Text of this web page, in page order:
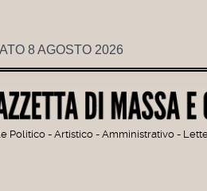
8 AGOSTO 2026
Politico - Artistico - Amministrativo -